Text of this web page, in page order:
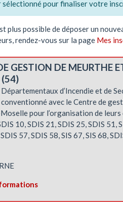
pour finaliser votre
plus possible de déposer un
rendez-vous sur la page Mes
GESTION DE MEURTHE
(54)
d’Incendie et de
avec le Centre de
pour l’organisation de leurs
10, SDIS 21, SDIS 25, SDIS 51,
57, SDIS 58, SIS 67, SIS 68,